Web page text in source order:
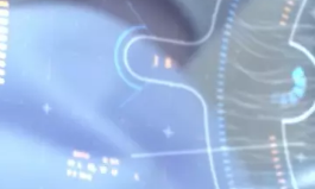
português
日本語